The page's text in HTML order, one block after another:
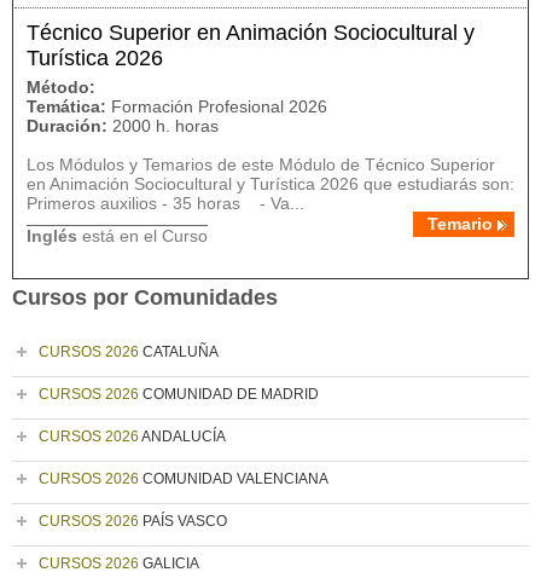
Técnico Superior en Animación Sociocultural y
Turística 2026
Método:
Temática: Formación Profesional 2026
Duración: 2000 h. horas
Los Módulos y Temarios de este Módulo de Técnico Superior
en Animación Sociocultural y Turística 2026 que estudiarás son:
Primeros auxilios - 35 horas - Va...
Temario
Inglés está en el Curso
Cursos por Comunidades
CURSOS 2026 CATALUÑA
CURSOS 2026 COMUNIDAD DE MADRID
CURSOS 2026 ANDALUCÍA
CURSOS 2026 COMUNIDAD VALENCIANA
CURSOS 2026 PAÍS VASCO
CURSOS 2026 GALICIA